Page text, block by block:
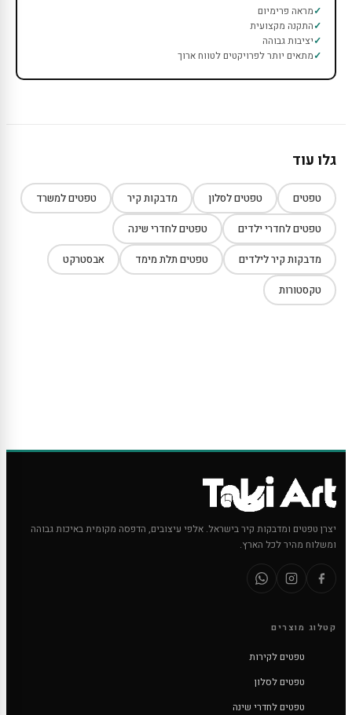
מראה פרימיום
התקנה מקצועית
יציבות גבוהה
מתאים יותר לפרויקטים לטווח ארוך
גלו עוד
טפטים טפטים לסלון מדבקות קיר טפטים למשרד
טפטים לחדרי ילדים טפטים לחדרי שינה
מדבקות קיר לילדים טפטים תלת מימד אבסטרקט
טקסטורות
יצרן טפטים ומדבקות קיר בישראל. אלפי עיצובים, הדפסה מקומית באיכות גבוהה
ומשלוח מהיר לכל הארץ.
קטלוג מוצרים
טפטים לקירות
טפטים לסלון
טפטים לחדרי שינה